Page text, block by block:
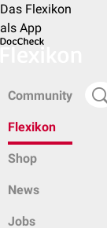
Das Flexikon
als App
Community
Flexikon
Shop
News
Jobs